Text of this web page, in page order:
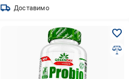
Доставимо